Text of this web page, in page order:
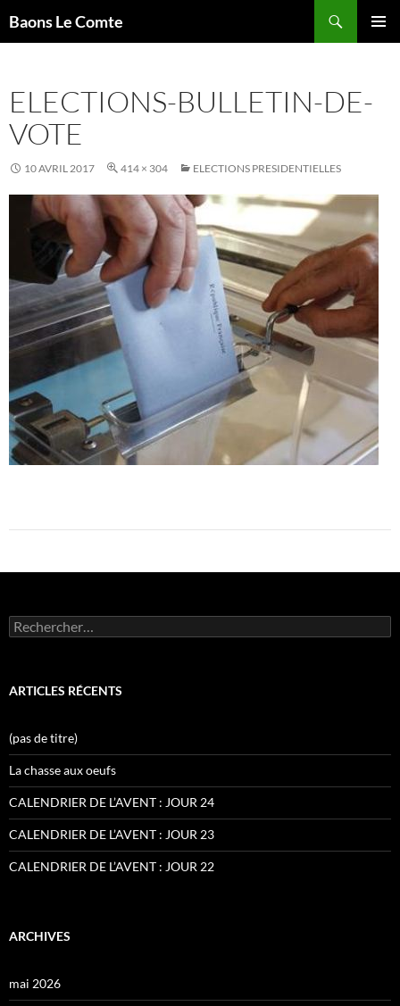
auBaons Le Comte
ELECTIONS-BULLETIN-DE-
VOTE
10 AVRIL 2017 414 × 304 ELECTIONS PRESIDENTIELLES
Rechercher :
ARTICLES RÉCENTS
(pas de titre)
La chasse aux oeufs
CALENDRIER DE L’AVENT : JOUR 24
CALENDRIER DE L’AVENT : JOUR 23
CALENDRIER DE L’AVENT : JOUR 22
ARCHIVES
mai 2026